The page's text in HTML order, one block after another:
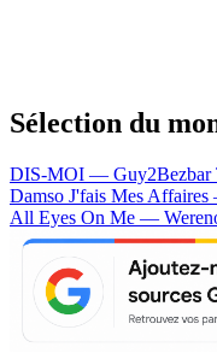
Sélection du
DIS-MOI — Guy2Bezbar
Damso J'fais Mes
All Eyes On Me —